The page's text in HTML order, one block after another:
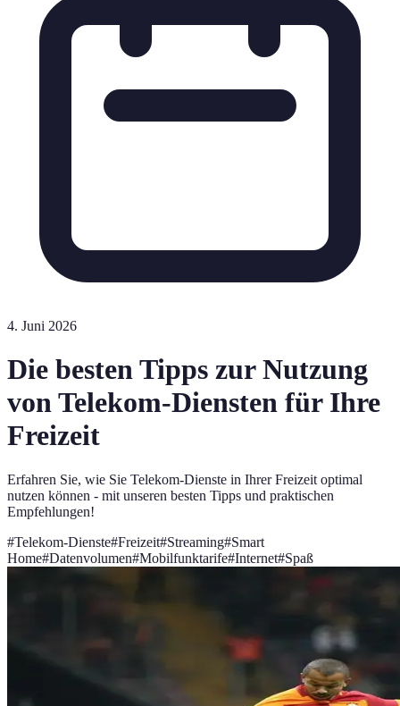
4. Juni 2026
Die besten Tipps zur Nutzung
von Telekom-Diensten für Ihre
Freizeit
Erfahren Sie, wie Sie Telekom-Dienste in Ihrer Freizeit optimal
nutzen können - mit unseren besten Tipps und praktischen
Empfehlungen!
#Telekom-Dienste#Freizeit#Streaming#Smart
Home#Datenvolumen#Mobilfunktarife#Internet#Spaß